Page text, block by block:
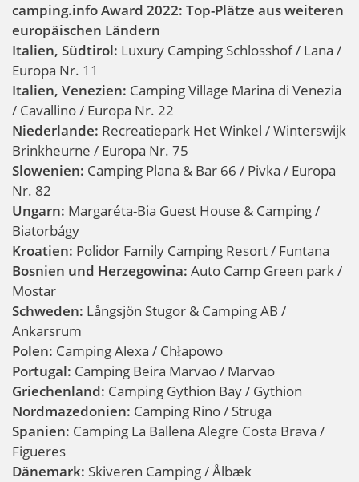
camping.info Award 2022: Top-Plätze aus weiteren
europäischen Ländern
Italien, Südtirol: Luxury Camping Schlosshof / Lana /
Europa Nr. 11
Italien, Venezien: Camping Village Marina di Venezia
/ Cavallino / Europa Nr. 22
Niederlande: Recreatiepark Het Winkel / Winterswijk
Brinkheurne / Europa Nr. 75
Slowenien: Camping Plana & Bar 66 / Pivka / Europa
Nr. 82
Ungarn: Margaréta-Bia Guest House & Camping /
Biatorbágy
Kroatien: Polidor Family Camping Resort / Funtana
Bosnien und Herzegowina: Auto Camp Green park /
Mostar
Schweden: Långsjön Stugor & Camping AB /
Ankarsrum
Polen: Camping Alexa / Chłapowo
Portugal: Camping Beira Marvao / Marvao
Griechenland: Camping Gythion Bay / Gythion
Nordmazedonien: Camping Rino / Struga
Spanien: Camping La Ballena Alegre Costa Brava /
Figueres
Dänemark: Skiveren Camping / Ålbæk